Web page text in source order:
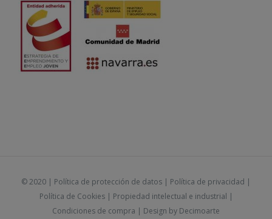
© 2020 | Política de protección de datos | Política de privacidad |
Política de Cookies| Propiedad intelectual e industrial |
Condiciones de compra | Design by Decimoarte